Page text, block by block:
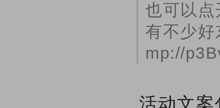
也可以
有不少好
mp://
活动文